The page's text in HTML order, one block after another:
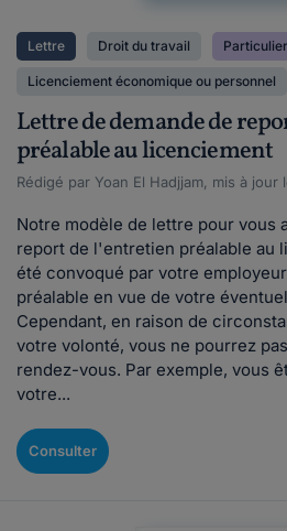
Lettre Droit du travail Particulier
Licenciement économique ou personnel
Lettre de demande de
préalable au licenciement
Rédigé par Yoan El Hadjjam, mis à jour
Notre modèle de lettre pour vous
report de l'entretien préalable au
été convoqué par votre
préalable en vue de votre
Cependant, en raison de
votre volonté, vous ne pourrez
rendez-vous. Par exemple, vous
votre...
Consulter